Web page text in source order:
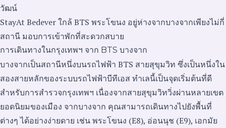
วัฒน์
StayAt Bedever ใกล้ BTS พระโขนง อยู่ห่างจากบางจากเพียงไม่กี่
สถานี มอบการเข้าพักที่สะดวกสบาย
การเดินทางในกรุงเทพฯ จาก BTS บางจาก
บางจากเป็นสถานีหนึ่งบนรถไฟฟ้า BTS สายสุขุมวิท ซึ่งเป็นหนึ่งใน
สองสายหลักของระบบรถไฟฟ้าบีทีเอส ทำเลนี้เป็นจุดเริ่มต้นที่ดี
สำหรับการสำรวจกรุงเทพฯ เนื่องจากสายสุขุมวิทวิ่งผ่านหลายเขต
ยอดนิยมของเมือง จากบางจาก คุณสามารถเดินทางไปยังพื้นที่
ต่างๆ ได้อย่างง่ายดาย เช่น พระโขนง (E8), อ่อนนุช (E9), เอกมัย